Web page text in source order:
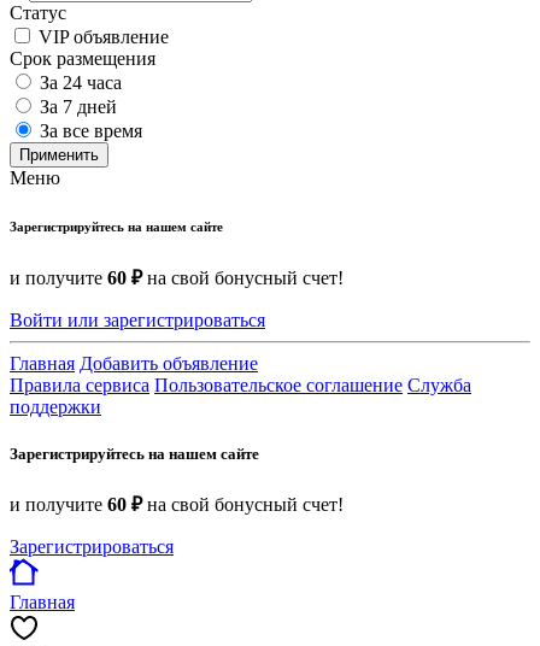
Статус
VIP объявление
Срок размещения
За 24 часа
За 7 дней
За все время
Применить
Меню
Зарегистрируйтесь на нашем сайте
и получите 60 ₽на свой бонусный счет!
Войти или зарегистрироваться
Главная Добавить объявление
Правила сервиса Пользовательское соглашение Служба
поддержки
Зарегистрируйтесь на нашем сайте
и получите 60 ₽на свой бонусный счет!
Зарегистрироваться
Главная